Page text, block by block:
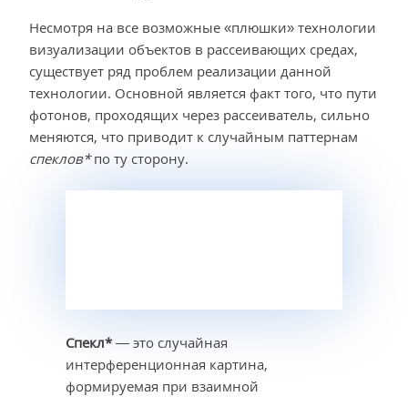
Несмотря на все возможные «плюшки» технологии
визуализации объектов в рассеивающих средах,
существует ряд проблем реализации данной
технологии. Основной является факт того, что пути
фотонов, проходящих через рассеиватель, сильно
меняются, что приводит к случайным паттернам
спеклов*по ту сторону.
Спекл*— это случайная
интерференционная картина,
формируемая при взаимной